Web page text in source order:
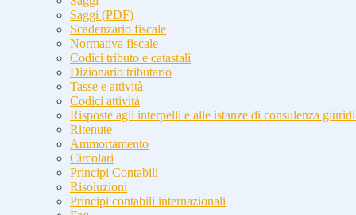
Saggi (PDF)
Scadenzario fiscale
Normativa fiscale
Codici tributo e catastali
Dizionario tributario
Tasse e attività
Codici attività
Risposte agli interpelli e alle istanze di consulenza
Ritenute
Ammortamento
Circolari
Principi Contabili
Risoluzioni
Principi contabili internazionali